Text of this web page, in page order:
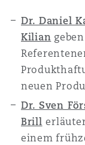
沙 Dr. Daniel
Kilian
neuen
Dr. Sven
Brill
einem